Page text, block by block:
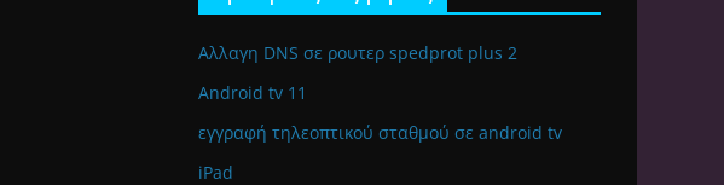
Αλλαγη DNS σε ρουτερ spedprot plus 2
Android tv 11
εγγραφή τηλεοπτικού σταθμού σε android tv
iPad